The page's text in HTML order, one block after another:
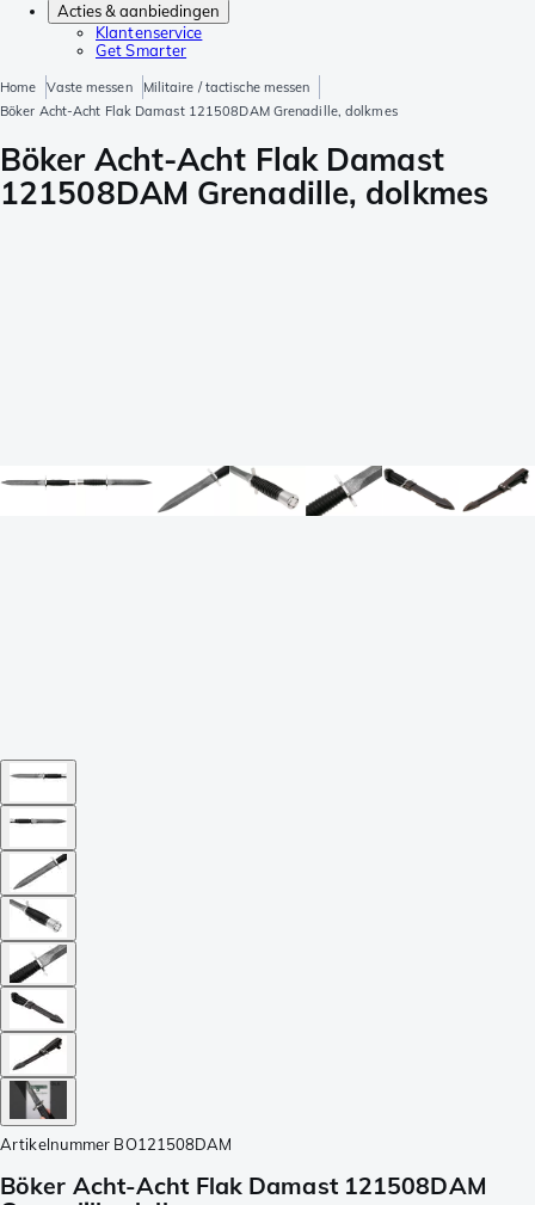
Acties & aanbiedingen
Klantenservice
Get Smarter
Home Vaste messen
Militaire / tactische messen
Böker Acht-Acht Flak Damast 121508DAM Grenadille, dolkmes
Böker Acht-Acht Flak Damast
121508DAM Grenadille, dolkmes
Artikelnummer BO121508DAM
Böker Acht-Acht Flak Damast 121508DAM